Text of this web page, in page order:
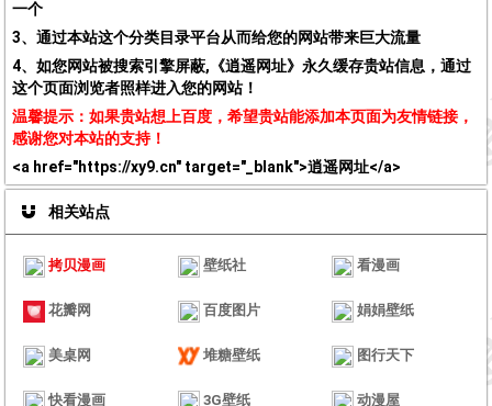
一个
3、通过本站这个分类目录平台从而给您的网站带来巨大流量
4、如您网站被搜索引擎屏蔽,《逍遥网址》永久缓存贵站信息，通过
这个页面浏览者照样进入您的网站！
温馨提示：如果贵站想上百度，希望贵站能添加本页面为友情链接，
感谢您对本站的支持！
<a href="https://xy9.cn" target="_blank">逍遥网址</a>
相关站点
拷贝漫画 壁纸社 看漫画
花瓣网 百度图片 娟娟壁纸
美桌网 堆糖壁纸 图行天下
快看漫画 3G壁纸 动漫屋